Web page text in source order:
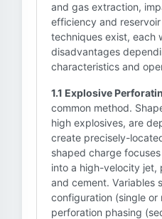
and gas extraction,
efficiency and
techniques exist, each
disadvantages
characteristics and
1.1 Explosive
common method.
high explosives, are
create precisely-
shaped charge
into a high-velocity jet,
and cement. Variables
configuration (single or
perforation phasing